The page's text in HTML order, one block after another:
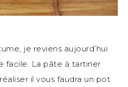
je reviens aujourd’hui
facile. La pâte à tartiner
il vous faudra un pot